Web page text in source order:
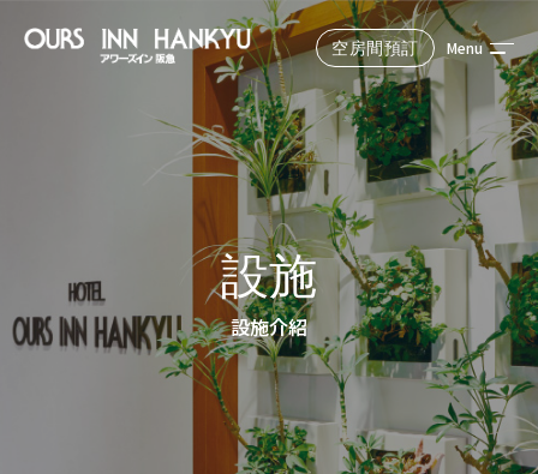
空房間預訂 Menu
Reserve
從官方網站預訂最划算！
選擇中的人數和房間數
成人1人，房間1間
設施
設施介紹